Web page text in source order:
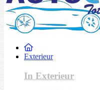
Exterieur
In Exterieur